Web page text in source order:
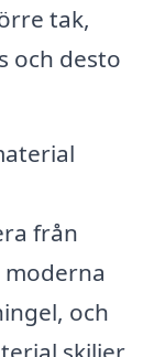
tak,
och desto
från
och